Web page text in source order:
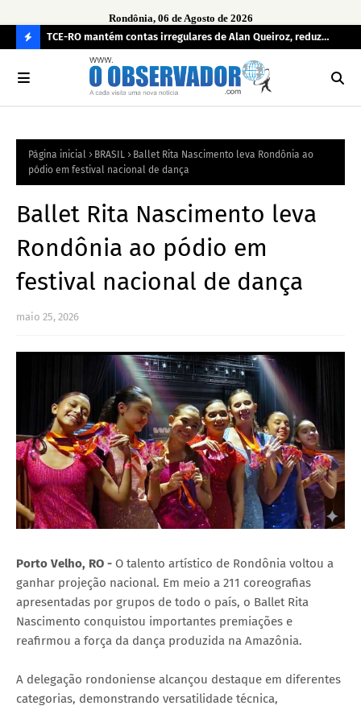
Rondônia, 06 de Agosto de 2026
O
R
TCE-RO mantém contas irregulares de Alan Queiroz, reduz
multa e caso pode gerar Inelegibilidade
Página inicial BRASIL
Ballet Rita Nascimento leva Rondônia ao
pódio em festival nacional de dança
Ballet Rita Nascimento leva
Rondônia ao pódio em
festival nacional de dança
maio 25, 2026
Porto Velho, RO - O talento artístico de Rondônia voltou a
ganhar projeção nacional. Em meio a 211 coreografias
apresentadas por grupos de todo o país, o Ballet Rita
Nascimento conquistou importantes premiações e
reafirmou a força da dança produzida na Amazônia.
A delegação rondoniense alcançou destaque em diferentes
categorias, demonstrando versatilidade técnica,